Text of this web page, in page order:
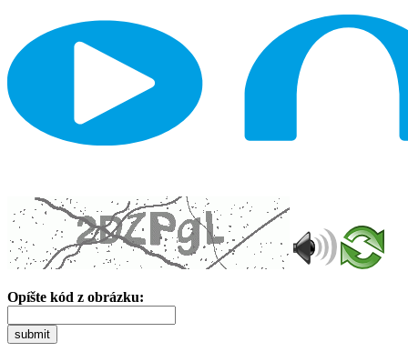
Opíšte kód z obrázku:
submit